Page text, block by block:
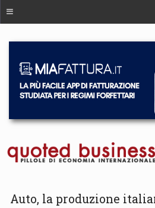
Auto, la produzione